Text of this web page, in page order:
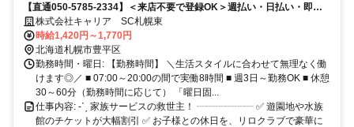
【直通050-5785-2334】＜来店不要で登録OK＞週払い・日払い・即日
勤務も可能★
株式会社キャリア SC札幌東
時給1,420円～1,770円
北海道札幌市豊平区
勤務時間・曜日: 【勤務時間】 ＼生活スタイルに合わせて無理なく働
けます◎／ ■ 07:00～20:00の間で実働8時間 ■ 週3日～勤務OK ■ 休憩
30～60分（勤務時間に応じて） 「曜日固...
仕事内容: -ˋˏ 家族サービスの救世主！ ┈┈┈┈┈┈ ✅ 遊園地や水族
館のチケットが大幅割引 ✅ お子様との休日を、リロクラブで豪華に